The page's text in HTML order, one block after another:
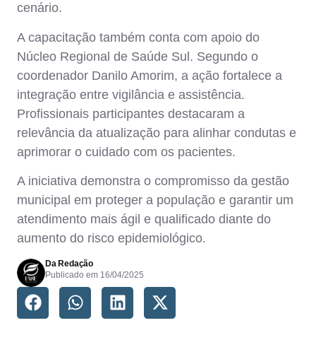
cenário.
A capacitação também conta com apoio do
Núcleo Regional de Saúde Sul. Segundo o
coordenador Danilo Amorim, a ação fortalece a
integração entre vigilância e assistência.
Profissionais participantes destacaram a
relevância da atualização para alinhar condutas e
aprimorar o cuidado com os pacientes.
A iniciativa demonstra o compromisso da gestão
municipal em proteger a população e garantir um
atendimento mais ágil e qualificado diante do
aumento do risco epidemiológico.
Da Redação
Publicado em 16/04/2025